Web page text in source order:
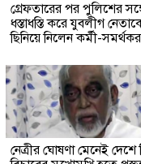
গ্রেফতারের পর পুলিশের
ধস্তাধস্তি করে যুবলীগ
ছিনিয়ে নিলেন কর্মী-
নেত্রীর ঘোষণা মেনেই দেশে